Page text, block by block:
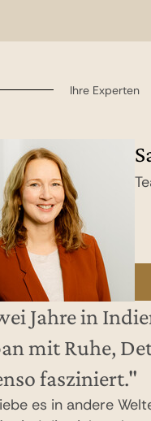
Ihre Experten
Jahre in
mit Ruhe,
fasziniert."
es in andere